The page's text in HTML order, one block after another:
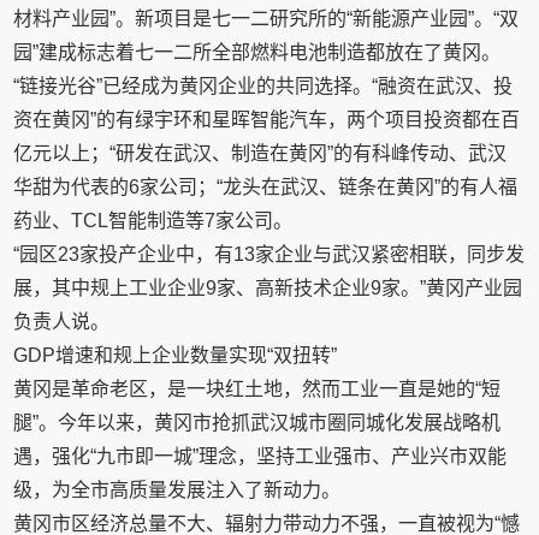
材料产业园”。新项目是七一二研究所的“新能源产业园”。“双
园”建成标志着七一二所全部燃料电池制造都放在了黄冈。
“链接光谷”已经成为黄冈企业的共同选择。“融资在武汉、投
资在黄冈”的有绿宇环和星晖智能汽车，两个项目投资都在百
亿元以上；“研发在武汉、制造在黄冈”的有科峰传动、武汉
华甜为代表的6家公司；“龙头在武汉、链条在黄冈”的有人福
药业、TCL智能制造等7家公司。
“园区23家投产企业中，有13家企业与武汉紧密相联，同步发
展，其中规上工业企业9家、高新技术企业9家。”黄冈产业园
负责人说。
GDP增速和规上企业数量实现“双扭转”
黄冈是革命老区，是一块红土地，然而工业一直是她的“短
腿”。今年以来，黄冈市抢抓武汉城市圈同城化发展战略机
遇，强化“九市即一城”理念，坚持工业强市、产业兴市双能
级，为全市高质量发展注入了新动力。
黄冈市区经济总量不大、辐射力带动力不强，一直被视为“憾